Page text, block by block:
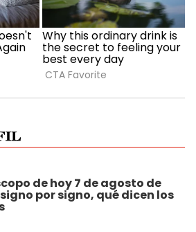
de hoy 7 de agosto de
por signo, qué dicen los